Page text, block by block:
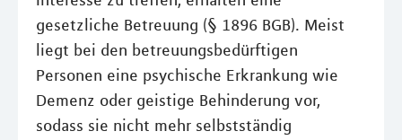
gesetzliche Betreuung (§ 1896 BGB). Meist
liegt bei den betreuungsbedürftigen
Personen eine psychische Erkrankung wie
Demenz oder geistige Behinderung vor,
sodass sie nicht mehr selbstständig